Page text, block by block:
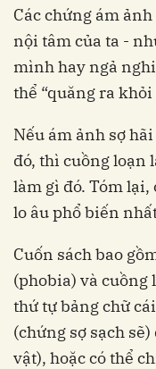
Các chứng ám
nội tâm của ta -
mình hay ngả
thể “quăng ra
Nếu ám ảnh sợ
đó, thì cuồng loạn
làm gì đó. Tóm
lo âu phổ biến
Cuốn sách bao
(phobia) và cuồng
thứ tự bảng chữ
(chứng sợ sạch
vật), hoặc có thể